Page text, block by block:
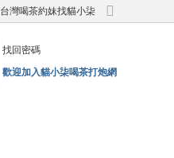
台灣喝茶約妹找貓小柒
切
寬
找回密碼
歡迎加入貓小柒喝茶打炮網